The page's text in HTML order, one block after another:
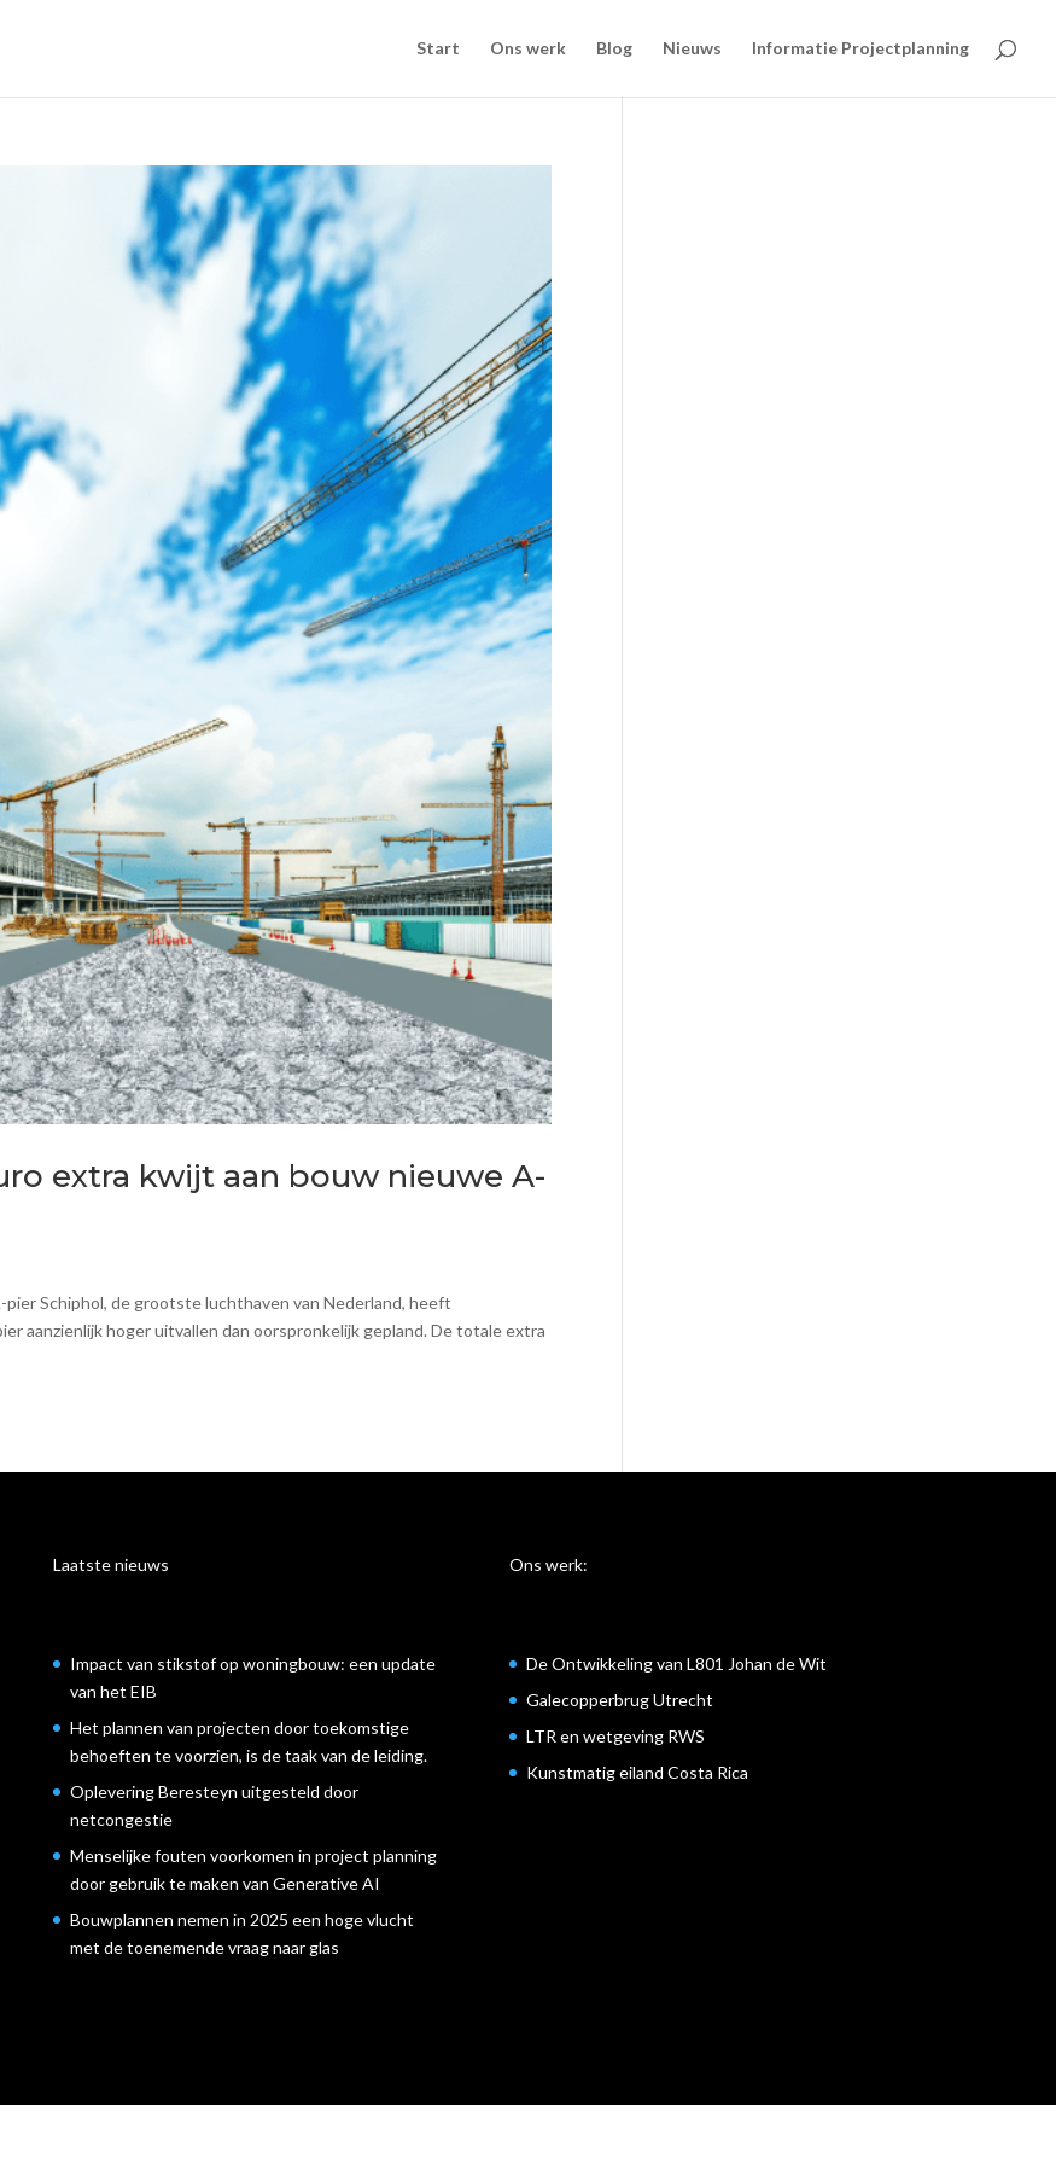
Start Ons werk Blog Nieuws Informatie Projectplanning
extra kwijt aan bouw nieuwe A-
Schiphol, de grootste luchthaven van Nederland, heeft
aanzienlijk hoger uitvallen dan oorspronkelijk gepland. De totale extra
Laatste nieuws
Impact van stikstof op woningbouw: een update
van het EIB
Het plannen van projecten door toekomstige
behoeften te voorzien, is de taak van de leiding.
Oplevering Beresteyn uitgesteld door
netcongestie
Menselijke fouten voorkomen in project planning
door gebruik te maken van Generative AI
Bouwplannen nemen in 2025 een hoge vlucht
met de toenemende vraag naar glas
Ons werk:
De Ontwikkeling van L801 Johan de Wit
Galecopperbrug Utrecht
LTR en wetgeving RWS
Kunstmatig eiland Costa Rica